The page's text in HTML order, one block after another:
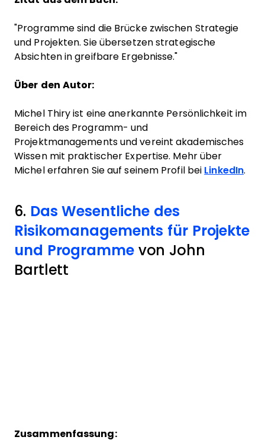
"Programme sind die Brücke zwischen Strategie
und Projekten. Sie übersetzen strategische
Absichten in greifbare Ergebnisse."
Über den Autor:
Michel Thiry ist eine anerkannte Persönlichkeit im
Bereich des Programm- und
Projektmanagements und vereint akademisches
Wissen mit praktischer Expertise. Mehr über
Michel erfahren Sie auf seinem Profil bei LinkedIn.
6. Das Wesentliche des
Risikomanagements für Projekte
und Programmevon John
Bartlett
Zusammenfassung: